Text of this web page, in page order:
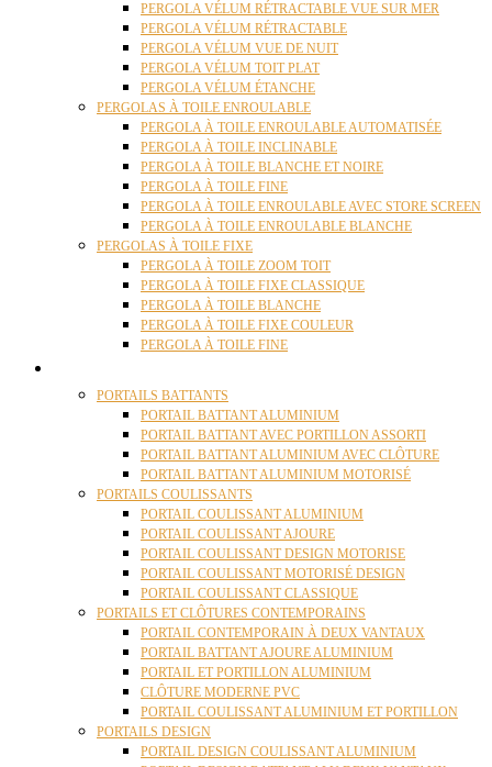
PERGOLA VÉLUM RÉTRACTABLE VUE SUR MER
PERGOLA VÉLUM RÉTRACTABLE
PERGOLA VÉLUM VUE DE NUIT
PERGOLA VÉLUM TOIT PLAT
PERGOLA VÉLUM ÉTANCHE
PERGOLAS À TOILE ENROULABLE
PERGOLA À TOILE ENROULABLE AUTOMATISÉE
PERGOLA À TOILE INCLINABLE
PERGOLA À TOILE BLANCHE ET NOIRE
PERGOLA À TOILE FINE
PERGOLA À TOILE ENROULABLE AVEC STORE SCREEN
PERGOLA À TOILE ENROULABLE BLANCHE
PERGOLAS À TOILE FIXE
PERGOLA À TOILE ZOOM TOIT
PERGOLA À TOILE FIXE CLASSIQUE
PERGOLA À TOILE BLANCHE
PERGOLA À TOILE FIXE COULEUR
PERGOLA À TOILE FINE
PORTAILS BATTANTS
PORTAIL BATTANT ALUMINIUM
PORTAIL BATTANT AVEC PORTILLON ASSORTI
PORTAIL BATTANT ALUMINIUM AVEC CLÔTURE
PORTAIL BATTANT ALUMINIUM MOTORISÉ
PORTAILS COULISSANTS
PORTAIL COULISSANT ALUMINIUM
PORTAIL COULISSANT AJOURE
PORTAIL COULISSANT DESIGN MOTORISE
PORTAIL COULISSANT MOTORISÉ DESIGN
PORTAIL COULISSANT CLASSIQUE
PORTAILS ET CLÔTURES CONTEMPORAINS
PORTAIL CONTEMPORAIN À DEUX VANTAUX
PORTAIL BATTANT AJOURE ALUMINIUM
PORTAIL ET PORTILLON ALUMINIUM
CLÔTURE MODERNE PVC
PORTAIL COULISSANT ALUMINIUM ET PORTILLON
PORTAILS DESIGN
PORTAIL DESIGN COULISSANT ALUMINIUM